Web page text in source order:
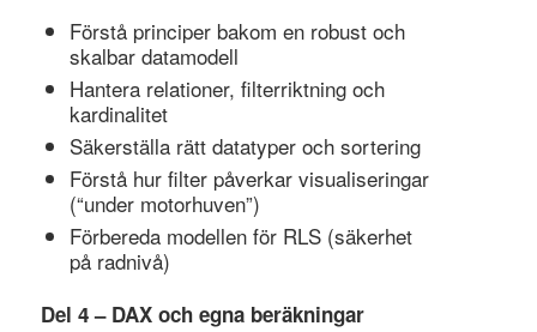
Förstå principer bakom en robust och
skalbar datamodell
Hantera relationer, filterriktning och
kardinalitet
Säkerställa rätt datatyper och sortering
Förstå hur filter påverkar visualiseringar
(“under motorhuven”)
Förbereda modellen för RLS (säkerhet
på radnivå)
Del 4 – DAX och egna beräkningar